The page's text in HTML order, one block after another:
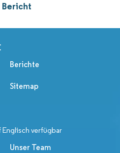
Bericht
Berichte
Sitemap
Englisch verfügbar
Unser Team